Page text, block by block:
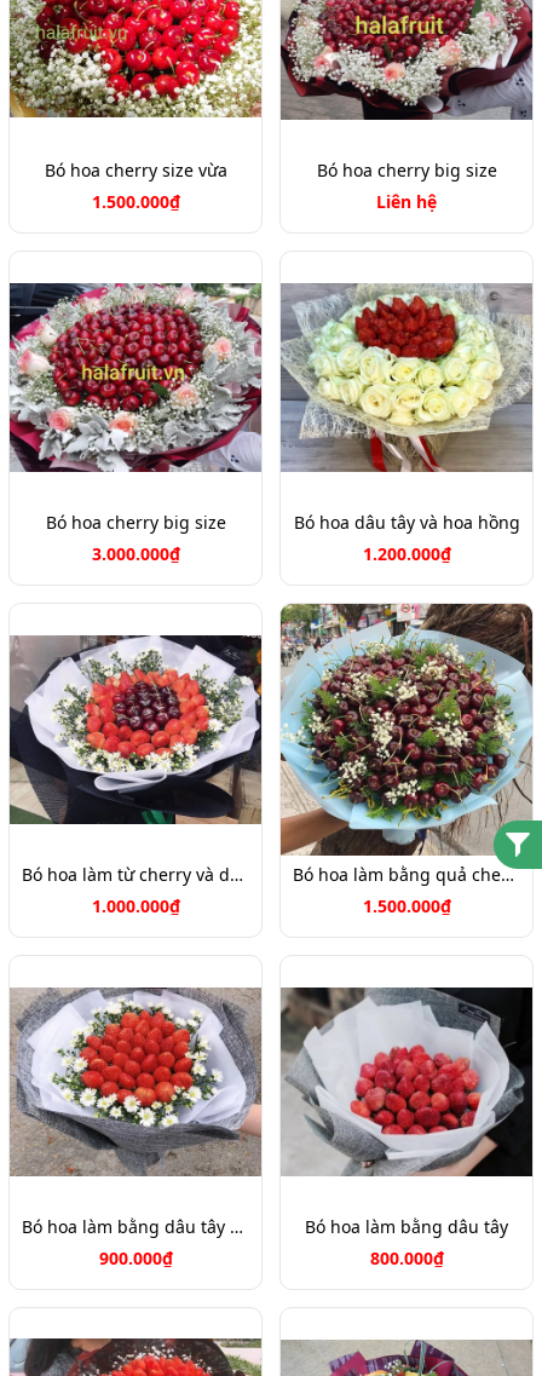
Bó hoa cherry size vừa
1.500.000₫
Bó hoa cherry big size
Liên hệ
Bó hoa cherry big size
3.000.000₫
Bó hoa dâu tây và hoa hồng
1.200.000₫
Bó hoa làm từ cherry và dâu tây
1.000.000₫
Bó hoa làm bằng quả cherry
1.500.000₫
Bó hoa làm bằng dâu tây Hàn Quốc đẹp
900.000₫
Bó hoa làm bằng dâu tây
800.000₫